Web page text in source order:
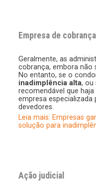
Empresa de cobrança
Geralmente, as
cobrança, embora não
No entanto, se o
inadimplência alta, ou
recomendável que
empresa especializada
devedores.
Leia mais: Empresas
solução para
Ação judicial